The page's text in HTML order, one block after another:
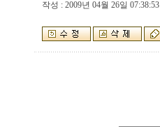
작성 : 2009년 04월 26일 07:38:53